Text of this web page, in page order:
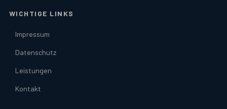
WICHTIGE LINKS
Impressum
Datenschutz
Leistungen
Kontakt